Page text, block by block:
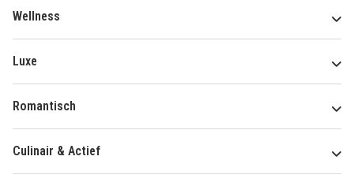
Wellness
Luxe
Romantisch
Culinair & Actief